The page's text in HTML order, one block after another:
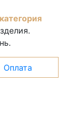
категория
Оплата